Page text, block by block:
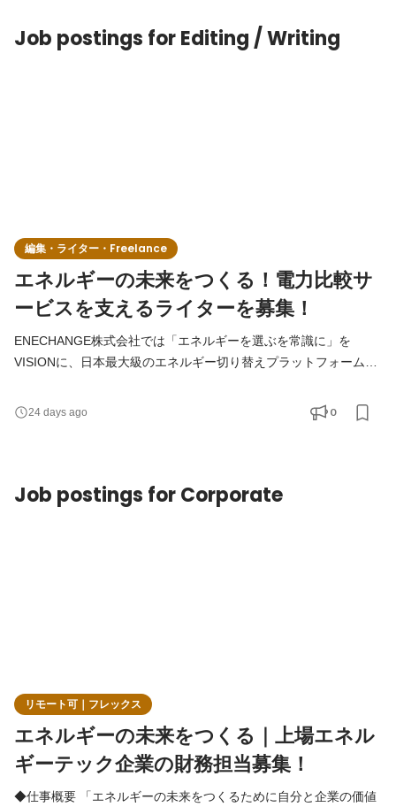
Job postings for Editing / Writing
編集・ライター・Freelance
エネルギーの未来をつくる！電力比較サ
ービスを支えるライターを募集！
ENECHANGE株式会社では「エネルギーを選ぶを常識に」を
VISIONに、日本最大級のエネルギー切り替えプラットフォームで
力自由化以降、エネルギーの切り替えは一定規模行われています
が、まだまだ「常識」と言えるほどの規模には至っておらず、特
かりやす
24 days ago 0
Job postings for Corporate
リモート可｜フレックス
エネルギーの未来をつくる｜上場エネル
ギーテック企業の財務担当募集！
◆仕事概要 「エネルギーの未来をつくるために自分と企業の価値